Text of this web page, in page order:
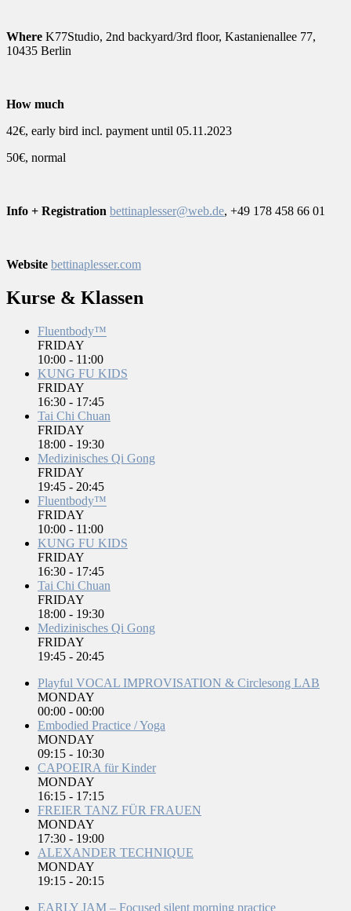
Where K77Studio, 2nd backyard/3rd floor, Kastanienallee 77,
10435 Berlin
How much
42€, early bird incl. payment until 05.11.2023
50€, normal
Info + Registration bettinaplesser@web.de, +49 178 458 66 01
Website bettinaplesser.com
Kurse & Klassen
Fluentbody™
FRIDAY
10:00 - 11:00
KUNG FU KIDS
FRIDAY
16:30 - 17:45
Tai Chi Chuan
FRIDAY
18:00 - 19:30
Medizinisches Qi Gong
FRIDAY
19:45 - 20:45
Fluentbody™
FRIDAY
10:00 - 11:00
KUNG FU KIDS
FRIDAY
16:30 - 17:45
Tai Chi Chuan
FRIDAY
18:00 - 19:30
Medizinisches Qi Gong
FRIDAY
19:45 - 20:45
Playful VOCAL IMPROVISATION & Circlesong LAB
MONDAY
00:00 - 00:00
Embodied Practice / Yoga
MONDAY
09:15 - 10:30
CAPOEIRA für Kinder
MONDAY
16:15 - 17:15
FREIER TANZ FÜR FRAUEN
MONDAY
17:30 - 19:00
ALEXANDER TECHNIQUE
MONDAY
19:15 - 20:15
EARLY JAM – Focused silent morning practice